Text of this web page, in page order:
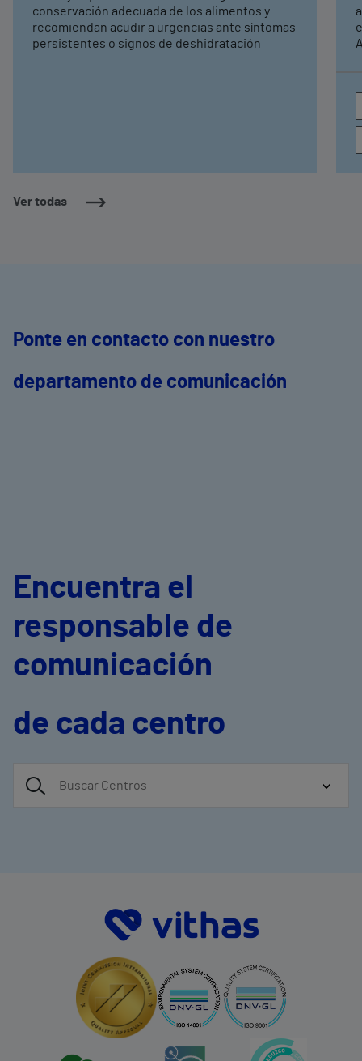
Ver todas
conservación adecuada de los alimentos y
recomiendan acudir a urgencias ante síntomas
persistentes o signos de deshidratación
Ponte en contacto con nuestro
departamento de comunicación
Encuentra el
responsable de
comunicación
de cada centro